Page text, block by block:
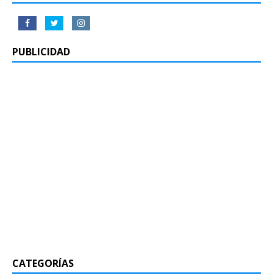
PUBLICIDAD
CATEGORÍAS